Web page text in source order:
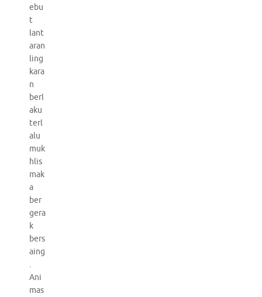
ebu
t
lant
aran
ling
kara
n
berl
aku
terl
alu
muk
hlis
mak
a
ber
gera
k
bers
aing
.
Ani
mas